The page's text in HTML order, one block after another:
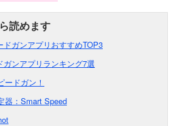
ガンアプリおすすめTOP3
ンアプリランキング7選
ドガン！
器：Smart Speed